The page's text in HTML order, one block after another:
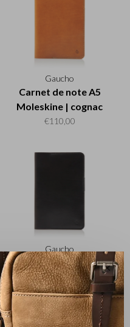
Gaucho
Carnet de note A5
Moleskine | cognac
€110,00
Gaucho
Carnet de note A5
Moleskine | noir
€110,00
✕